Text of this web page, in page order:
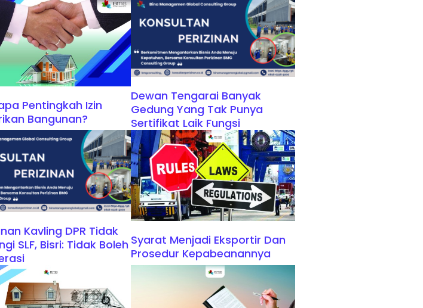
Pentingkah Izin
Bangunan?
Dewan Tengarai Banyak
Gedung Yang Tak Punya
Sertifikat Laik Fungsi
Kavling DPR Tidak
SLF, Bisri: Tidak Boleh Syarat Menjadi Eksportir Dan
Prosedur Kepabeanannya